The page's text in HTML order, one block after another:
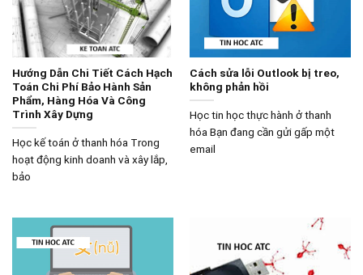
Hướng Dẫn Chi Tiết Cách Hạch
Toán Chi Phí Bảo Hành Sản
Phẩm, Hàng Hóa Và Công
Trình Xây Dựng
Học kế toán ở thanh hóa Trong
hoạt động kinh doanh và xây lắp,
bảo
Cách sửa lỗi Outlook bị treo,
không phản hồi
Học tin học thực hành ở thanh
hóa Bạn đang cần gửi gấp một
email